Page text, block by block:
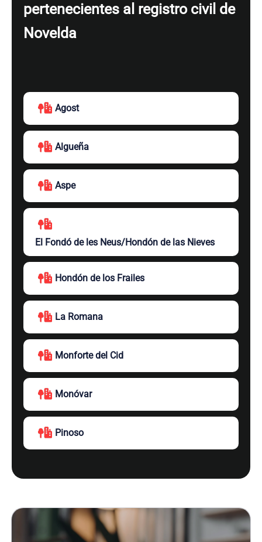
pertenecientes al registro civil de
Novelda
Agost
Algueña
Aspe
El Fondó de les Neus/Hondón de las Nieves
Hondón de los Frailes
La Romana
Monforte del Cid
Monóvar
Pinoso